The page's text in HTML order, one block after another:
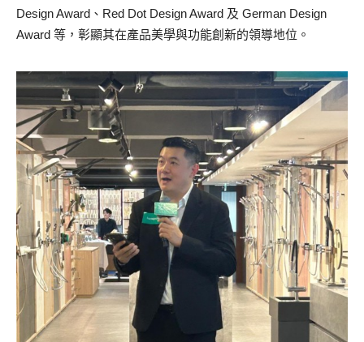
Design Award、Red Dot Design Award 及 German Design
Award 等，彰顯其在產品美學與功能創新的領導地位。